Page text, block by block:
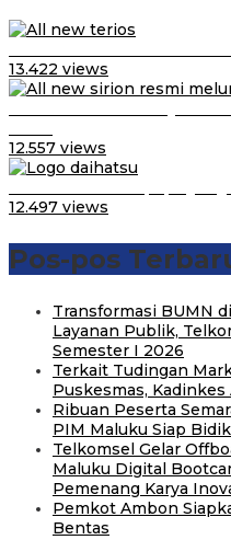
13.422 views
12.557 views
12.497 views
Pos-pos
Transformasi BUMN
Layanan Publik,
Semester I 2026
Terkait Tudingan
Puskesmas,
Ribuan Peserta
PIM Maluku Siap
Telkomsel Gelar
Maluku Digital
Pemenang Karya
Pemkot Ambon
Bentas